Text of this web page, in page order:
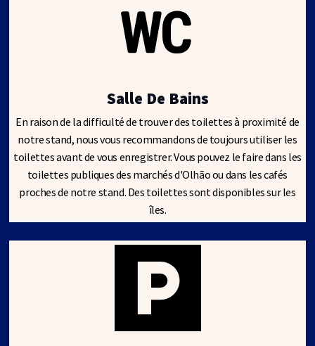
Salle De Bains
En raison de la difficulté de trouver des toilettes à proximité de
notre stand, nous vous recommandons de toujours utiliser les
toilettes avant de vous enregistrer. Vous pouvez le faire dans les
toilettes publiques des marchés d'Olhão ou dans les cafés
proches de notre stand. Des toilettes sont disponibles sur les
îles.